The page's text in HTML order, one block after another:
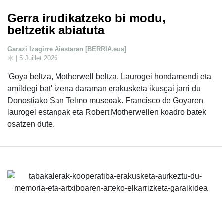
Gerra irudikatzeko bi modu,
beltzetik abiatuta
Garazi Izagirre Aiestaran [BERRIA.eus]
| 5 Juillet 2026
'Goya beltza, Motherwell beltza. Laurogei hondamendi eta
amildegi bat' izena daraman erakusketa ikusgai jarri du
Donostiako San Telmo museoak. Francisco de Goyaren
laurogei estanpak eta Robert Motherwellen koadro batek
osatzen dute.